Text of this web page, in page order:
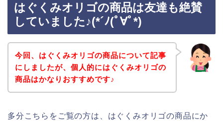
はぐくみオリゴの商品は友達も絶賛
していました♪(*´ﾉ(ﾟ∀ﾟ*)
今回、はぐくみオリゴの商品について記事
にしましたが、個人的にはぐくみオリゴの
商品はかなりおすすめです♪
多分こちらをご覧の方は、はぐくみオリゴの商品にか